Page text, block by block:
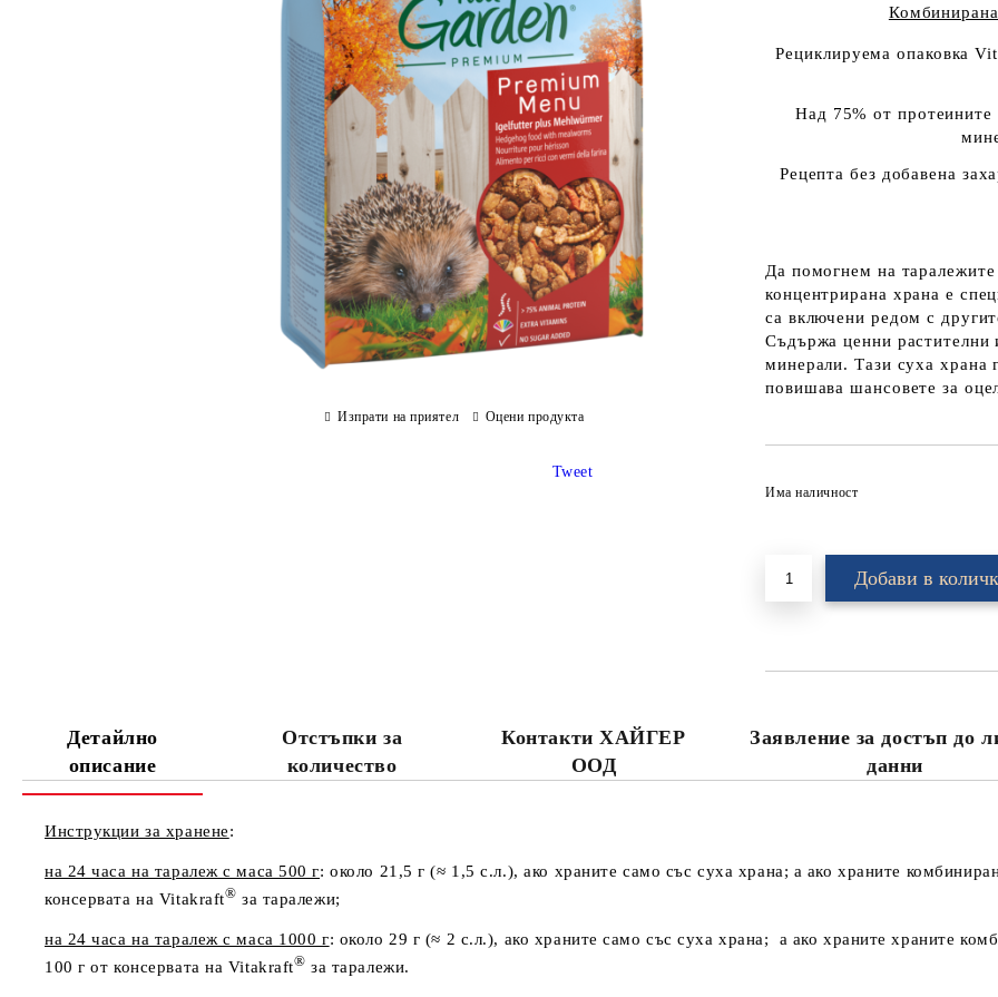
Рециклируема опаковка
Над 75% от
Рецепта без добавена
Да помогнем на
концентрирана храна е
са включени редом с
Съдържа ценни
минерали. Тази суха храна
повишава шансовете за
Има наличност
Изпрати на приятел Оцени продукта
Tweet
Детайлно
описание
Отстъпки за
количество
Контакти ХАЙГЕР
ООД
Заявление за достъп до
данни
Инструкции за хранене:
на 24 часа на таралеж с маса 500 г: около 21,5 г (≈ 1,5 с.л.), ако храните само със суха храна; а ако храните
консервата на Vitakraft® за таралежи;
на 24 часа на таралеж с маса 1000 г: около 29 г (≈ 2 с.л.), ако храните само със суха храна; а ако храните храните
100 г от консервата на Vitakraft® за таралежи.